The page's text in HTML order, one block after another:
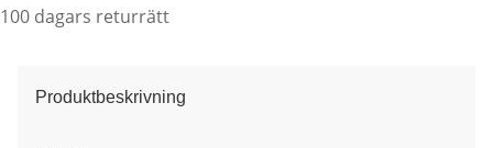
100 dagars returrätt
Produktbeskrivning